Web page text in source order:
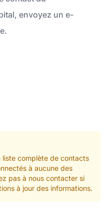
envoyez un e-
liste complète de contacts
à aucune des
pas à nous contacter si
à jour des informations.